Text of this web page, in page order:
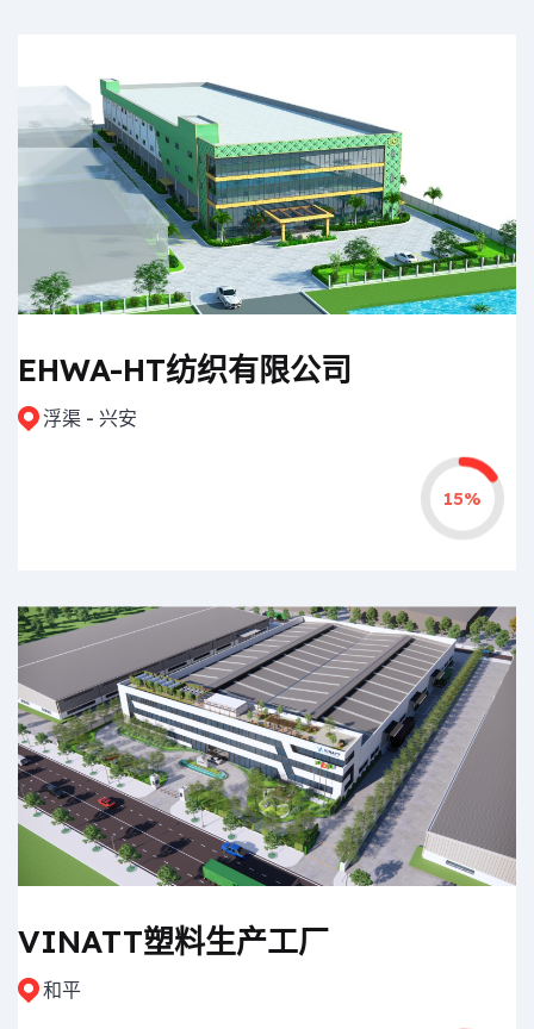
EHWA-HT纺织有限公司
浮渠 - 兴安
15%
VINATT塑料生产工厂
和平